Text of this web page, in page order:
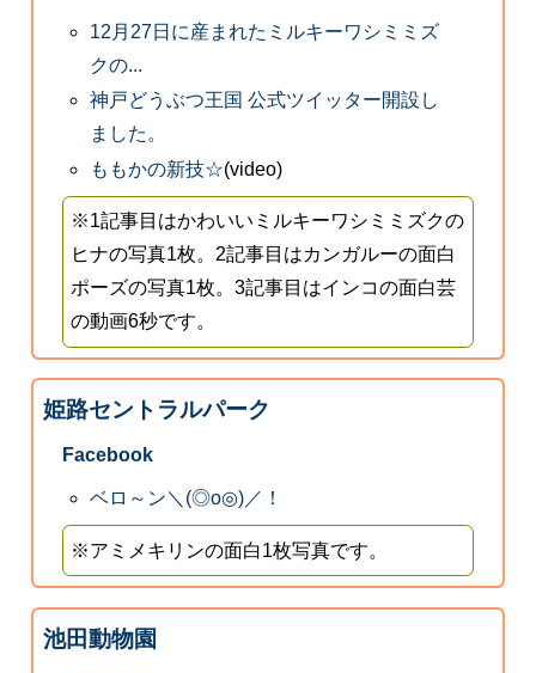
12月27日に産まれたミルキーワシミミズ
クの...
神戸どうぶつ王国 公式ツイッター開設し
ました。
ももかの新技☆(video)
※1記事目はかわいいミルキーワシミミズクの
ヒナの写真1枚。2記事目はカンガルーの面白
ポーズの写真1枚。3記事目はインコの面白芸
の動画6秒です。
姫路セントラルパーク
Facebook
ベロ～ン＼(◎o◎)／！
※アミメキリンの面白1枚写真です。
池田動物園